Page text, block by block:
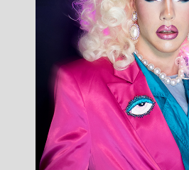
France